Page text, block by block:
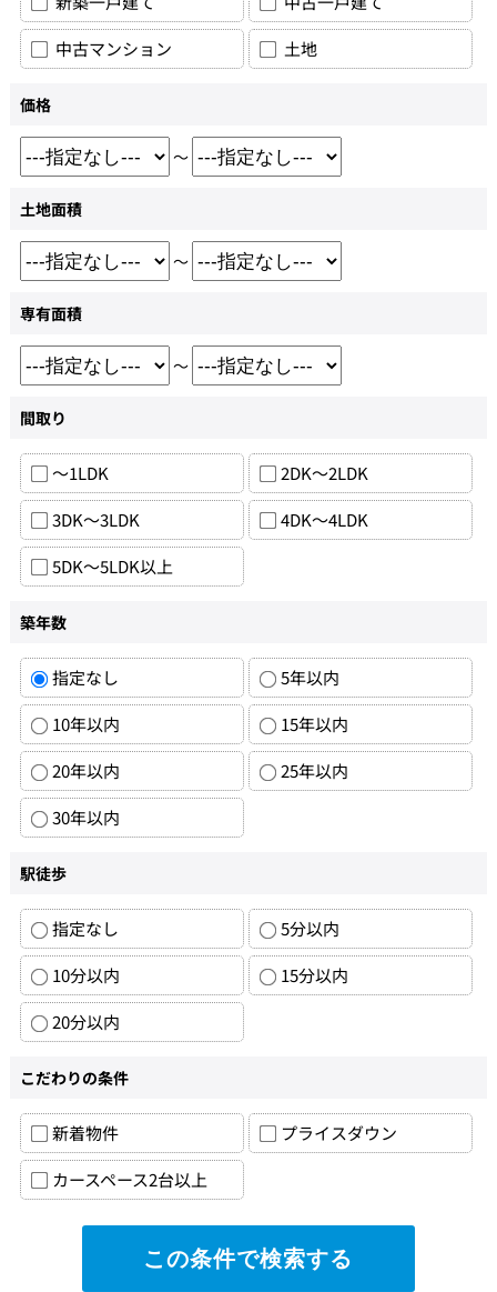
中古マンション
土地
価格
～
土地面積
～
専有面積
～
間取り
～1LDK
2DK～2LDK
3DK～3LDK
4DK～4LDK
5DK～5LDK以上
築年数
指定なし
5年以内
10年以内
15年以内
20年以内
25年以内
30年以内
駅徒歩
指定なし
5分以内
10分以内
15分以内
20分以内
こだわりの条件
新着物件
プライスダウン
カースペース2台以上